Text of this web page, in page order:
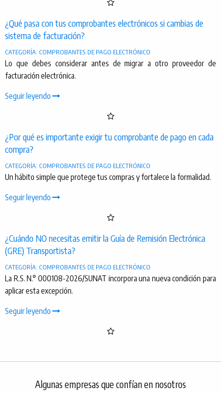
¿Qué pasa con tus comprobantes electrónicos si cambias de
sistema de facturación?
CATEGORÍA: COMPROBANTES DE PAGO ELECTRÓNICO
Lo que debes considerar antes de migrar a otro proveedor de
facturación electrónica.
Seguir leyendo
¿Por qué es importante exigir tu comprobante de pago en cada
compra?
CATEGORÍA: COMPROBANTES DE PAGO ELECTRÓNICO
Un hábito simple que protege tus compras y fortalece la formalidad.
Seguir leyendo
¿Cuándo NO necesitas emitir la Guía de Remisión Electrónica
(GRE) Transportista?
CATEGORÍA: COMPROBANTES DE PAGO ELECTRÓNICO
La R.S. N.° 000108-2026/SUNAT incorpora una nueva condición para
aplicar esta excepción.
Seguir leyendo
Algunas empresas que confían en nosotros